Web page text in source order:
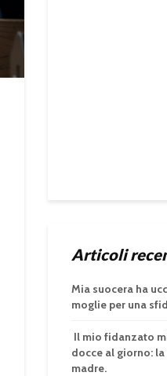
Articoli
Mia suocera ha
moglie per una
Il mio fidanzato
docce al giorno:
madre.